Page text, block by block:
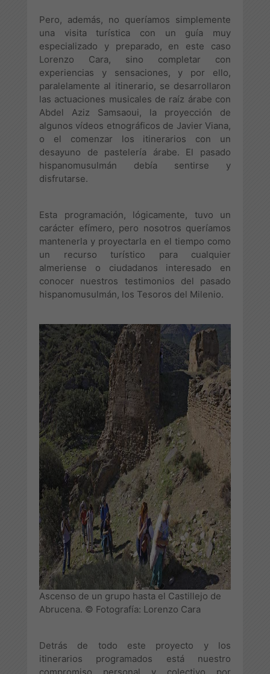
Pero, además, no queríamos simplemente
una visita turística con un guía muy
especializado y preparado, en este caso
Lorenzo Cara, sino completar con
experiencias y sensaciones, y por ello,
paralelamente al itinerario, se desarrollaron
las actuaciones musicales de raíz árabe con
Abdel Aziz Samsaoui, la proyección de
algunos vídeos etnográficos de Javier Viana,
o el comenzar los itinerarios con un
desayuno de pastelería árabe. El pasado
hispanomusulmán debía sentirse y
disfrutarse.
Esta programación, lógicamente, tuvo un
carácter efímero, pero nosotros queríamos
mantenerla y proyectarla en el tiempo como
un recurso turístico para cualquier
almeriense o ciudadanos interesado en
conocer nuestros testimonios del pasado
hispanomusulmán, los Tesoros del Milenio.
Ascenso de un grupo hasta el Castillejo de
Abrucena. © Fotografía: Lorenzo Cara
Detrás de todo este proyecto y los
itinerarios programados está nuestro
compromiso personal y colectivo por